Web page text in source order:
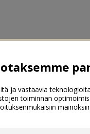
ja vastaavia
toiminnan